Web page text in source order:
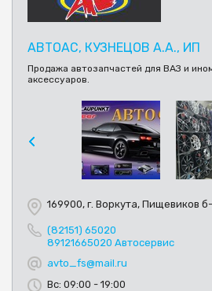
АВТОАС, КУЗНЕЦОВ А.А., ИП
Продажа автозапчастей для ВАЗ и
аксессуаров.
169900, г. Воркута, Пищевиков
(82151) 65020
89121665020 Автосервис
avto_fs@mail.ru
Вс: 09:00 - 19:00